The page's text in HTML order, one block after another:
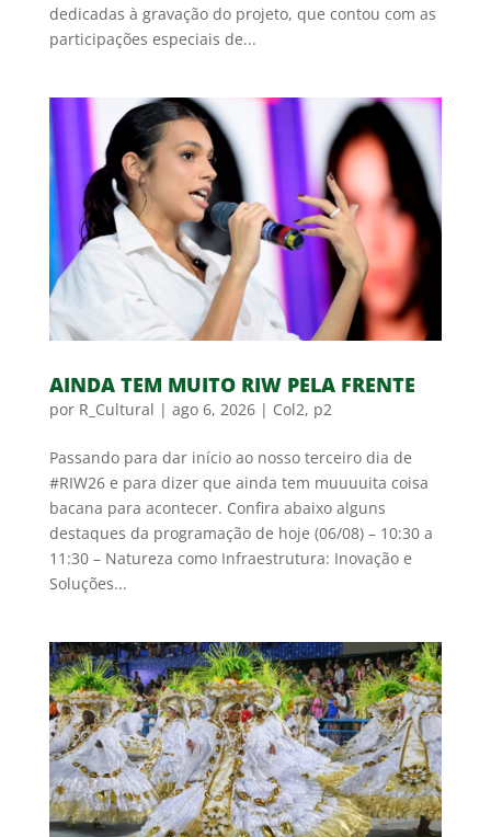
dedicadas à gravação do projeto, que contou com as
participações especiais de...
AINDA TEM MUITO RIW PELA FRENTE
por R_Cultural | ago 6, 2026| Col2, p2
Passando para dar início ao nosso terceiro dia de
#RIW26 e para dizer que ainda tem muuuuita coisa
bacana para acontecer. Confira abaixo alguns
destaques da programação de hoje (06/08) – 10:30 a
11:30 – Natureza como Infraestrutura: Inovação e
Soluções...